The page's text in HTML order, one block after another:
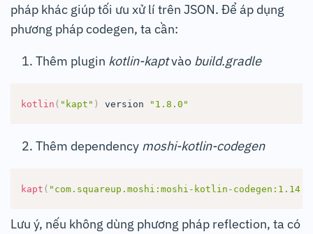
pháp khác giúp tối ưu xử lí trên JSON. Để áp dụng
phương pháp codegen, ta cần:
Thêm plugin kotlin-kaptvào build.gradle
kotlin ( "kapt" ) version "1.8.0"
Thêm dependency moshi-kotlin-codegen
kapt ( "com.squareup.moshi:moshi-kotlin-
Lưu ý, nếu không dùng phương pháp reflection, ta có